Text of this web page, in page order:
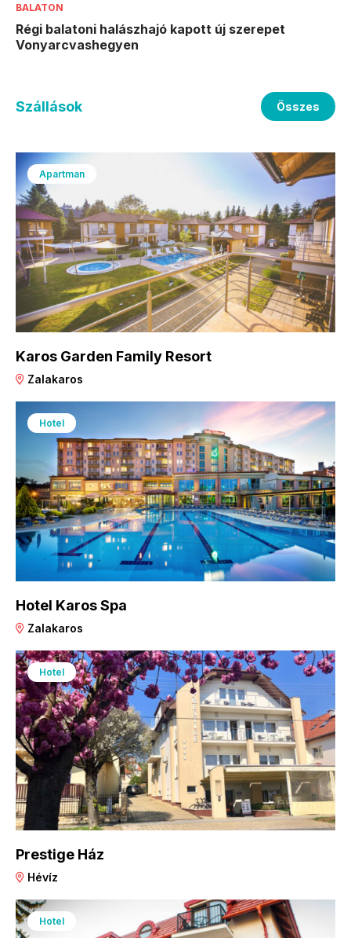
BALATON
Régi balatoni halászhajó kapott új szerepet
Vonyarcvashegyen
Szállások Összes
Apartman
Karos Garden Family Resort
Zalakaros
Hotel
Hotel Karos Spa
Zalakaros
Hotel
Prestige Ház
Hévíz
Hotel